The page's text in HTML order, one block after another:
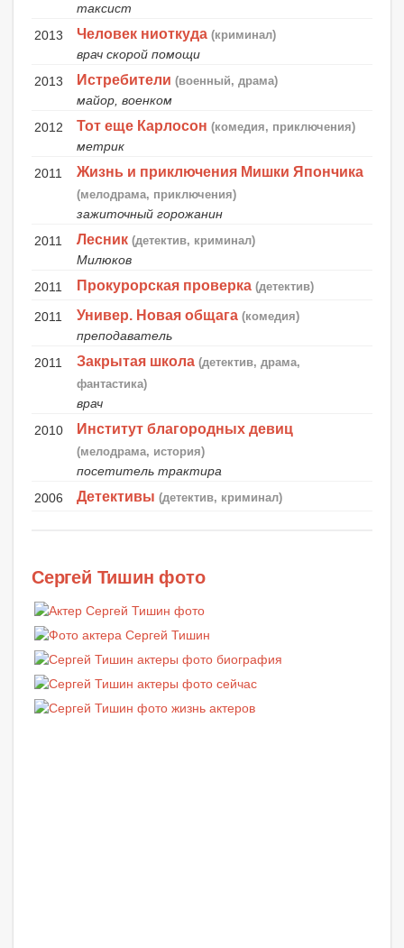
таксист
2013
Человек ниоткуда (криминал)
врач скорой помощи
2013
Истребители (военный, драма)
майор, военком
2012
Тот еще Карлосон (комедия, приключения)
метрик
2011
Жизнь и приключения Мишки Япончика
(мелодрама, приключения)
зажиточный горожанин
2011
Лесник (детектив, криминал)
Милюков
2011
Прокурорская проверка (детектив)
2011 Универ. Новая общага (комедия)
преподаватель
2011
Закрытая школа (детектив, драма,
фантастика)
врач
2010
Институт благородных девиц
(мелодрама, история)
посетитель трактира
2006
Детективы (детектив, криминал)
Сергей Тишин фото